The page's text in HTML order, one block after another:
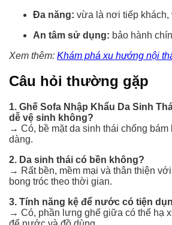
Đa năng: vừa là nơi tiếp
An tâm sử dụng: bảo hành
Xem thêm: Khám phá xu hướng nội
Câu hỏi thường gặp
1. Ghế Sofa Nhập Khẩu Da Sinh
dễ vệ sinh không?
→ Có, bề mặt da sinh thái chống bám
dàng.
2. Da sinh thái có bền không?
→ Rất bền, mềm mại và thân thiện
bong tróc theo thời gian.
3. Tính năng kệ để nước có tiện
→ Có, phần lưng ghế giữa có thể hạ